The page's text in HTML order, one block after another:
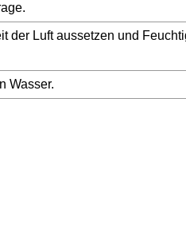
der Luft aussetzen und
Wasser.